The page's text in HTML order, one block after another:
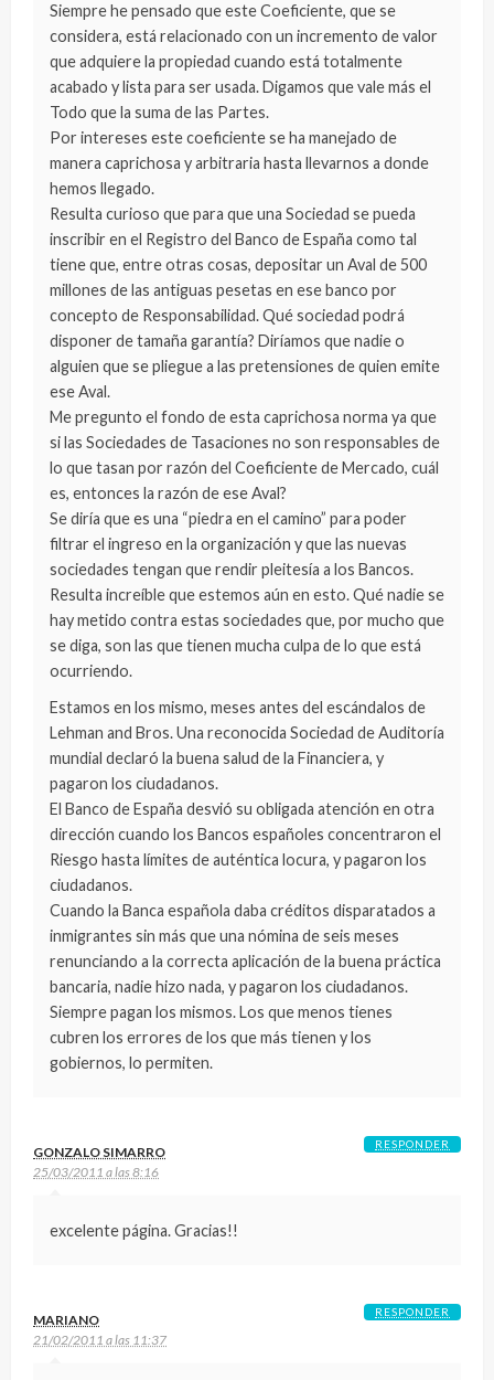
Siempre he pensado que este Coeficiente, que se
considera, está relacionado con un incremento de valor
que adquiere la propiedad cuando está totalmente
acabado y lista para ser usada. Digamos que vale más el
Todo que la suma de las Partes.
Por intereses este coeficiente se ha manejado de
manera caprichosa y arbitraria hasta llevarnos a donde
hemos llegado.
Resulta curioso que para que una Sociedad se pueda
inscribir en el Registro del Banco de España como tal
tiene que, entre otras cosas, depositar un Aval de 500
millones de las antiguas pesetas en ese banco por
concepto de Responsabilidad. Qué sociedad podrá
disponer de tamaña garantía? Diríamos que nadie o
alguien que se pliegue a las pretensiones de quien emite
ese Aval.
Me pregunto el fondo de esta caprichosa norma ya que
si las Sociedades de Tasaciones no son responsables de
lo que tasan por razón del Coeficiente de Mercado, cuál
es, entonces la razón de ese Aval?
Se diría que es una “piedra en el camino” para poder
filtrar el ingreso en la organización y que las nuevas
sociedades tengan que rendir pleitesía a los Bancos.
Resulta increíble que estemos aún en esto. Qué nadie se
hay metido contra estas sociedades que, por mucho que
se diga, son las que tienen mucha culpa de lo que está
ocurriendo.
Estamos en los mismo, meses antes del escándalos de
Lehman and Bros. Una reconocida Sociedad de Auditoría
mundial declaró la buena salud de la Financiera, y
pagaron los ciudadanos.
El Banco de España desvió su obligada atención en otra
dirección cuando los Bancos españoles concentraron el
Riesgo hasta límites de auténtica locura, y pagaron los
ciudadanos.
Cuando la Banca española daba créditos disparatados a
inmigrantes sin más que una nómina de seis meses
renunciando a la correcta aplicación de la buena práctica
bancaria, nadie hizo nada, y pagaron los ciudadanos.
Siempre pagan los mismos. Los que menos tienes
cubren los errores de los que más tienen y los
gobiernos, lo permiten.
GONZALO SIMARRO
25/03/2011 a las 8:16
excelente página. Gracias!!
RESPONDER
MARIANO
21/02/2011 a las 11:37
RESPONDER